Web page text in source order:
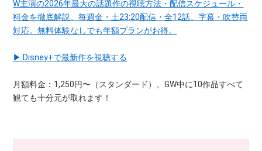
W主演の2026年最大の話題作の視聴方法・配信スケジュール・
料金を徹底解説。毎週金・土23:20配信・全12話。字幕・吹替両
対応。無料体験なしでも年額プランがお得。
▶ Disney+で最新作を視聴する
月額料金：1,250円〜（スタンダード）。GW中に10作品すべて
観ても十分元が取れます！